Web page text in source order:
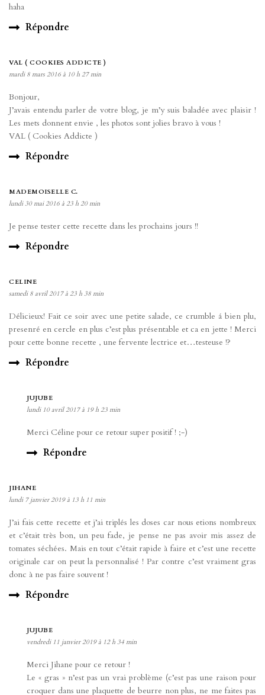
haha
Répondre
VAL ( COOKIES ADDICTE )
mardi 8 mars 2016 à 10 h 27 min
Bonjour,
J’avais entendu parler de votre blog, je m’y suis baladée avec plaisir !
Les mets donnent envie , les photos sont jolies bravo à vous !
VAL ( Cookies Addicte )
Répondre
MADEMOISELLE C.
lundi 30 mai 2016 à 23 h 20 min
Je pense tester cette recette dans les prochains jours !!
Répondre
CELINE
samedi 8 avril 2017 à 23 h 38 min
Délicieux! Fait ce soir avec une petite salade, ce crumble á bien plu,
presenré en cercle en plus c’est plus présentable et ca en jette ! Merci
pour cette bonne recette , une fervente lectrice et…testeuse !?
Répondre
JUJUBE
lundi 10 avril 2017 à 19 h 23 min
Merci Céline pour ce retour super positif ! ;-)
Répondre
JIHANE
lundi 7 janvier 2019 à 13 h 11 min
J’ai fais cette recette et j’ai triplés les doses car nous etions nombreux
et c’était très bon, un peu fade, je pense ne pas avoir mis assez de
tomates séchées. Mais en tout c’était rapide à faire et c’est une recette
originale car on peut la personnalisé ! Par contre c’est vraiment gras
donc à ne pas faire souvent !
Répondre
JUJUBE
vendredi 11 janvier 2019 à 12 h 34 min
Merci Jihane pour ce retour !
Le « gras » n’est pas un vrai problème (c’est pas une raison pour
croquer dans une plaquette de beurre non plus, ne me faites pas